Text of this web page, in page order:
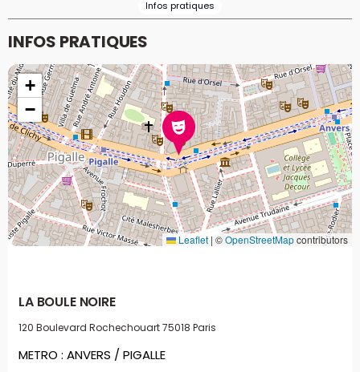
Infos pratiques
INFOS PRATIQUES
+
−
Leaflet |©OpenStreetMapcontributors
LA BOULE NOIRE
120 Boulevard Rochechouart75018 Paris
METRO : ANVERS / PIGALLE